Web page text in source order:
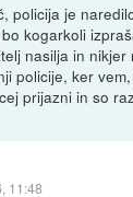
policija je
kogarkoli
nasilja in
policije, ker
prijazni in so
11:48